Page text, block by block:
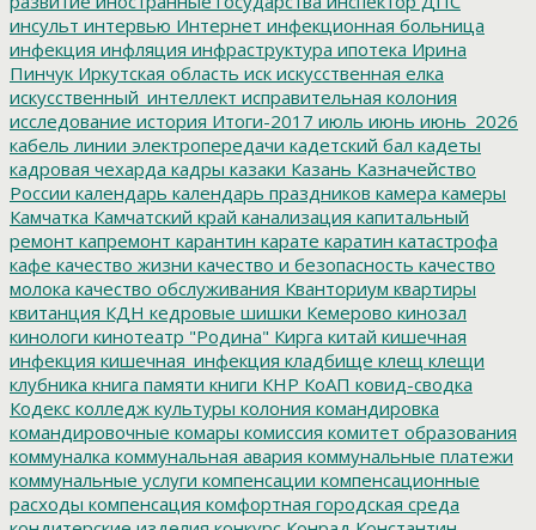
инсульт интервью Интернет инфекционная больница
инфекция инфляция инфраструктура ипотека Ирина
Пинчук Иркутская область иск искусственная елка
искусственный_интеллект исправительная колония
исследование история Итоги-2017 июль июнь июнь_2026
кабель линии электропередачи кадетский бал кадеты
кадровая чехарда кадры казаки Казань Казначейство
России календарь календарь праздников камера камеры
Камчатка Камчатский край канализация капитальный
ремонт капремонт карантин карате каратин катастрофа
кафе качество жизни качество и безопасность качество
молока качество обслуживания Кванториум квартиры
квитанция КДН кедровые шишки Кемерово кинозал
кинологи кинотеатр "Родина" Кирга китай кишечная
инфекция кишечная_инфекция кладбище клещ клещи
клубника книга памяти книги КНР КоАП ковид-сводка
Кодекс колледж культуры колония командировка
командировочные комары комиссия комитет образования
коммуналка коммунальная авария коммунальные платежи
коммунальные услуги компенсации компенсационные
расходы компенсация комфортная городская среда